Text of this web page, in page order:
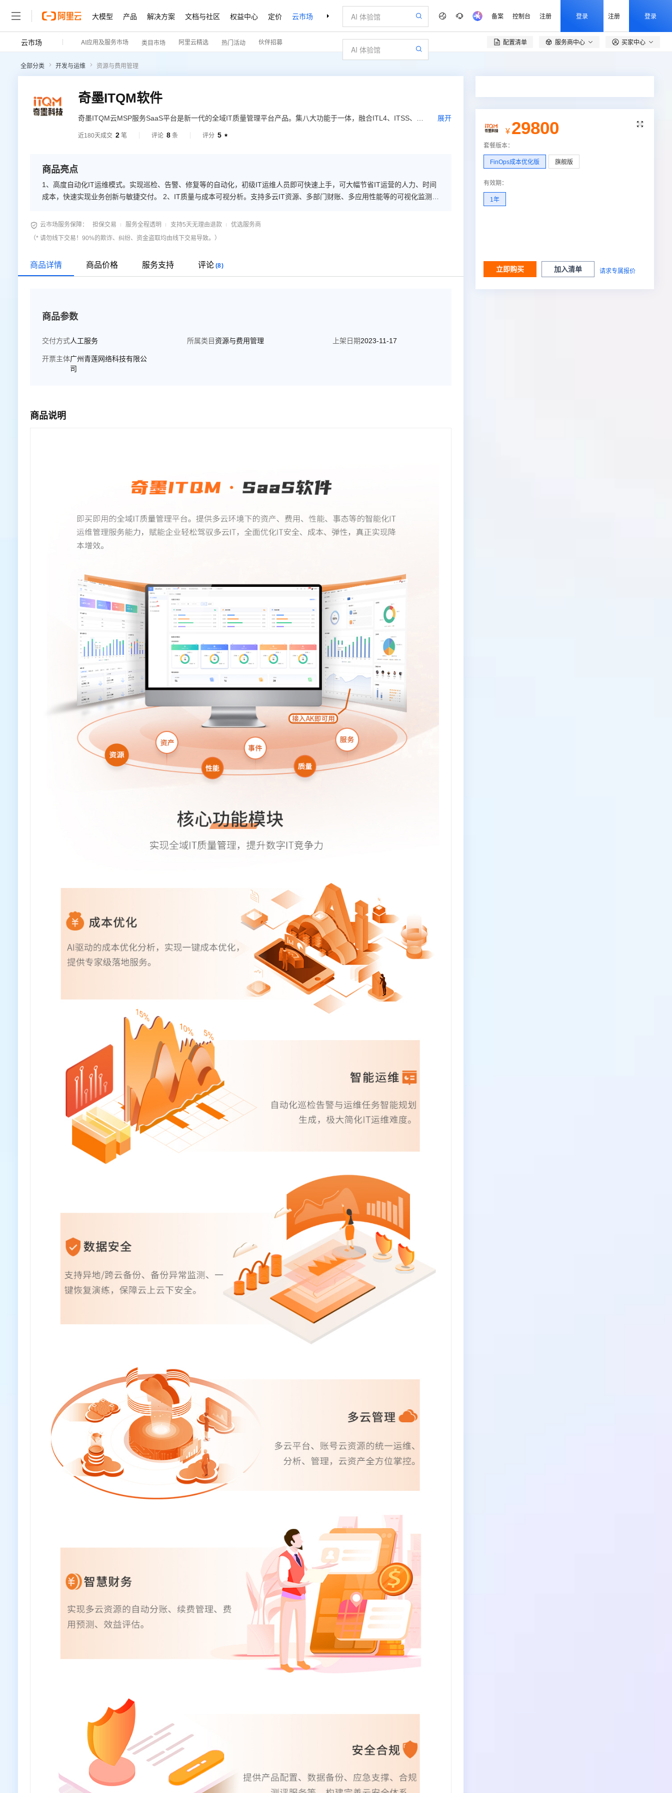
大模型 产品 解决方案 文档与社区 权益中心 定价 云市场 合作伙伴 支持与服务 了解阿里云 备案 控制台 注册 登录 注册 登录
云市场 AI应用及服务市场 类目市场 阿里云精选 热门活动 伙伴招募 配置清单  服务商中心 买家中心
全部分类 开发与运维 资源与费用管理
奇墨ITQM软件
奇墨ITQM云MSP服务SaaS平台是新一代的全域IT质量管理平台产品。集八大功能于一体，融合ITL4、ITSS、
展开
近180天成交 2 笔 评论 8 条 评分 5 
商品亮点
1、高度自动化IT运维模式。实现巡检、告警、修复等的自动化，初级IT运维人员即可快速上手，可大幅节省IT运营的人力、时间
成本，快速实现业务创新与敏捷交付。 2、IT质量与成本可视分析。支持多云IT资源、多部门财账、多应用性能等的可视化监测与
式云MSP服务与IT质量解决方案，可轻松解决云安全、云优化、云成本等问题，满足企业不同阶段数字化转型需求。
 云市场服务保障： 担保交易 服务全程透明 支持5天无理由退款
优选服务商
（* 请勿线下交易！90%的欺诈、纠纷、资金盗取均由线下交易导致。）
商品详情 商品价格 服务支持 评论 (8)
商品参数
交付方式人工服务 所属类目资源与费用管理 上架日期2023-11-17
开票主体广州青莲网络科技有限公
司
商品说明

¥ 29800
套餐版本：
FinOps成本优化版 旗舰版
有效期 ：
1年
立即购买 加入清单 请求专属报价